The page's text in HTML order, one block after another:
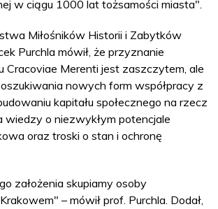
w ciągu 1000 lat tożsamości miasta".
Miłośników Historii i Zabytków
Purchla mówił, że przyznanie
Cracoviae Merenti jest zaszczytem, ale
nowych form współpracy z
kapitału społecznego na rzecz
wiedzy o niezwykłym potencjale
oraz troski o stan i ochronę
założenia skupiamy osoby
– mówił prof. Purchla. Dodał,